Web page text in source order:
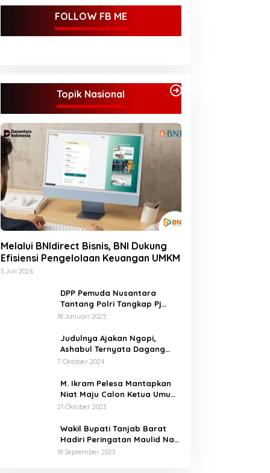
FOLLOW FB ME
Topik Nasional
Melalui BNIdirect Bisnis, BNI Dukung
Efisiensi Pengelolaan Keuangan UMKM
3 Juli 2026
DPP Pemuda Nusantara
Tantang Polri Tangkap Pj
Bupati Buton Selatan Pelaku
18 Januari 2025
Judulnya Ajakan Ngopi,
Ashabul Ternyata Dagang
Foto BEM Sultra Untuk Serang
7 Oktober 2024
M. Ikram Pelesa Mantapkan
Niat Maju Calon Ketua Umum
PB HMI di Kongres Ke XXXII
21 Oktober 2023
Wakil Bupati Tanjab Barat
Hadiri Peringatan Maulid Nabi
Muhammad SAW 1445 H di
18 September 2023